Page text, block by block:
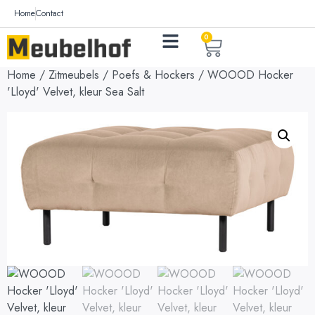
HomeContact
0
Home / Zitmeubels / Poefs & Hockers / WOOOD Hocker
'Lloyd' Velvet, kleur Sea Salt